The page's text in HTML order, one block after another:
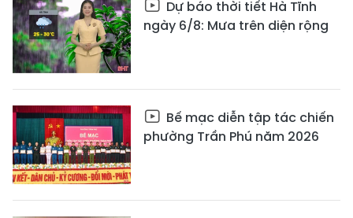
Dự báo thời tiết Hà Tĩnh
ngày 6/8: Mưa trên diện rộng
Bế mạc diễn tập tác chiến
phường Trần Phú năm 2026